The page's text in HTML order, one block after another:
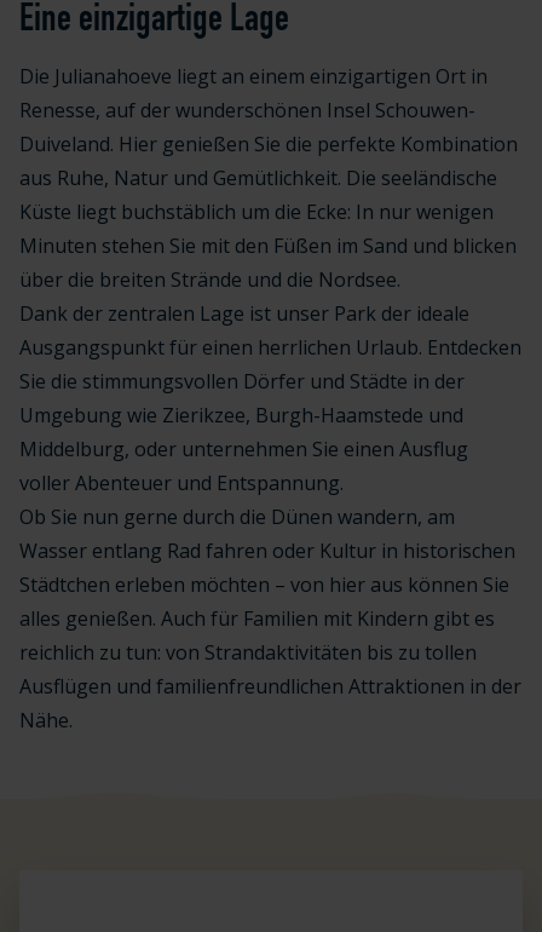
Eine einzigartige Lage
Die Julianahoeve liegt an einem einzigartigen Ort in
Renesse, auf der wunderschönen Insel Schouwen-
Duiveland. Hier genießen Sie die perfekte Kombination
aus Ruhe, Natur und Gemütlichkeit. Die seeländische
Küste liegt buchstäblich um die Ecke: In nur wenigen
Minuten stehen Sie mit den Füßen im Sand und blicken
über die breiten Strände und die Nordsee.
Dank der zentralen Lage ist unser Park der ideale
Ausgangspunkt für einen herrlichen Urlaub. Entdecken
Sie die stimmungsvollen Dörfer und Städte in der
Umgebung wie Zierikzee, Burgh-Haamstede und
Middelburg, oder unternehmen Sie einen Ausflug
voller Abenteuer und Entspannung.
Ob Sie nun gerne durch die Dünen wandern, am
Wasser entlang Rad fahren oder Kultur in historischen
Städtchen erleben möchten – von hier aus können Sie
alles genießen. Auch für Familien mit Kindern gibt es
reichlich zu tun: von Strandaktivitäten bis zu tollen
Ausflügen und familienfreundlichen Attraktionen in der
Nähe.